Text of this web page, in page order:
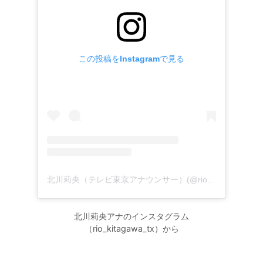
この投稿をInstagramで見る
北川莉央アナのインスタグラム
（rio_kitagawa_tx）から